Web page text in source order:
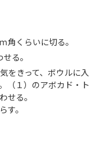
角くらいに切る。
る。
をきって、ボウルに入
（１）のアボカド・ト
せる。
す。